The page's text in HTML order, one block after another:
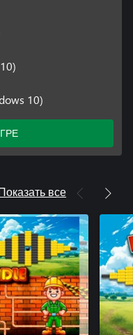
10)
все